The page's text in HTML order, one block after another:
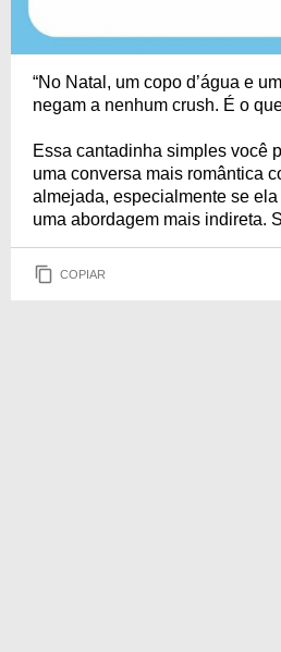
“No Natal, um copo d’água e
negam a nenhum crush. É o
Essa cantadinha simples você
uma conversa mais romântica
almejada, especialmente se
uma abordagem mais indireta.
COPIAR